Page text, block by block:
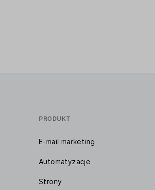
PRODUKT
E-mail marketing
Automatyzacje
Strony